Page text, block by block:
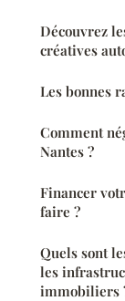
Découvrez
créatives
Les bonnes
Comment
Nantes ?
Financer
faire ?
Quels sont
les
immobiliers